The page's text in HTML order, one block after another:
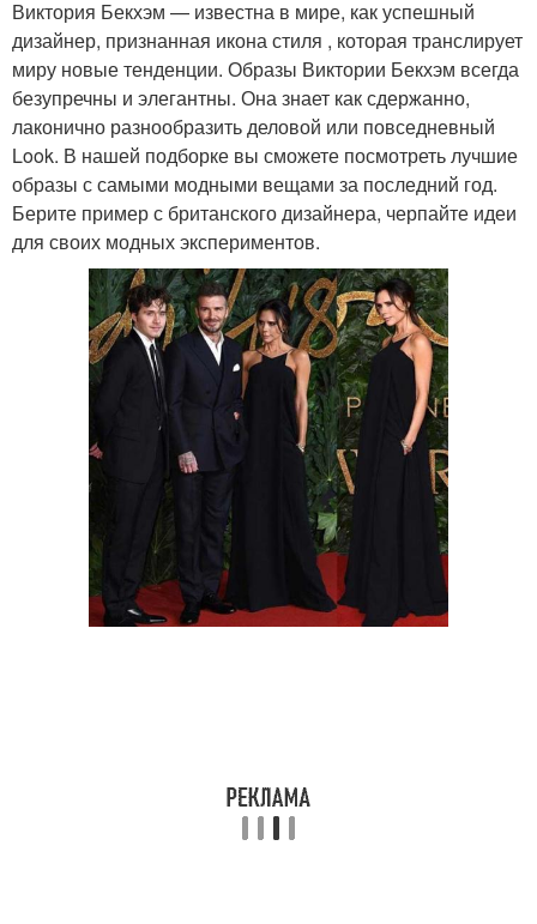
Виктория Бекхэм — известна в мире, как успешный
дизайнер, признанная икона стиля , которая транслирует
миру новые тенденции. Образы Виктории Бекхэм всегда
безупречны и элегантны. Она знает как сдержанно,
лаконично разнообразить деловой или повседневный
Look. В нашей подборке вы сможете посмотреть лучшие
образы с самыми модными вещами за последний год.
Берите пример с британского дизайнера, черпайте идеи
для своих модных экспериментов.